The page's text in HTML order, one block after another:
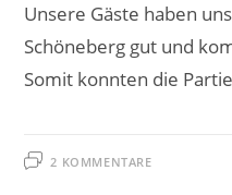
Unsere Gäste haben
Schöneberg gut und
Somit konnten die
2 KOMMENTARE